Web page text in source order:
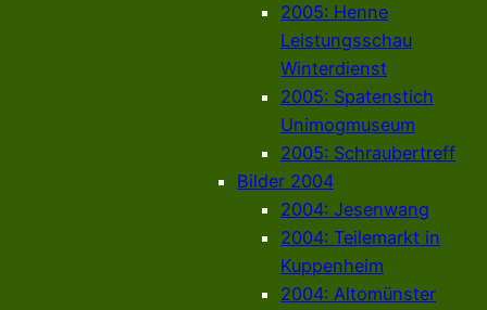
2005: Henne
Leistungsschau
Winterdienst
2005: Spatenstich
Unimogmuseum
2005: Schraubertreff
Bilder 2004
2004: Jesenwang
2004: Teilemarkt in
Kuppenheim
2004: Altomünster